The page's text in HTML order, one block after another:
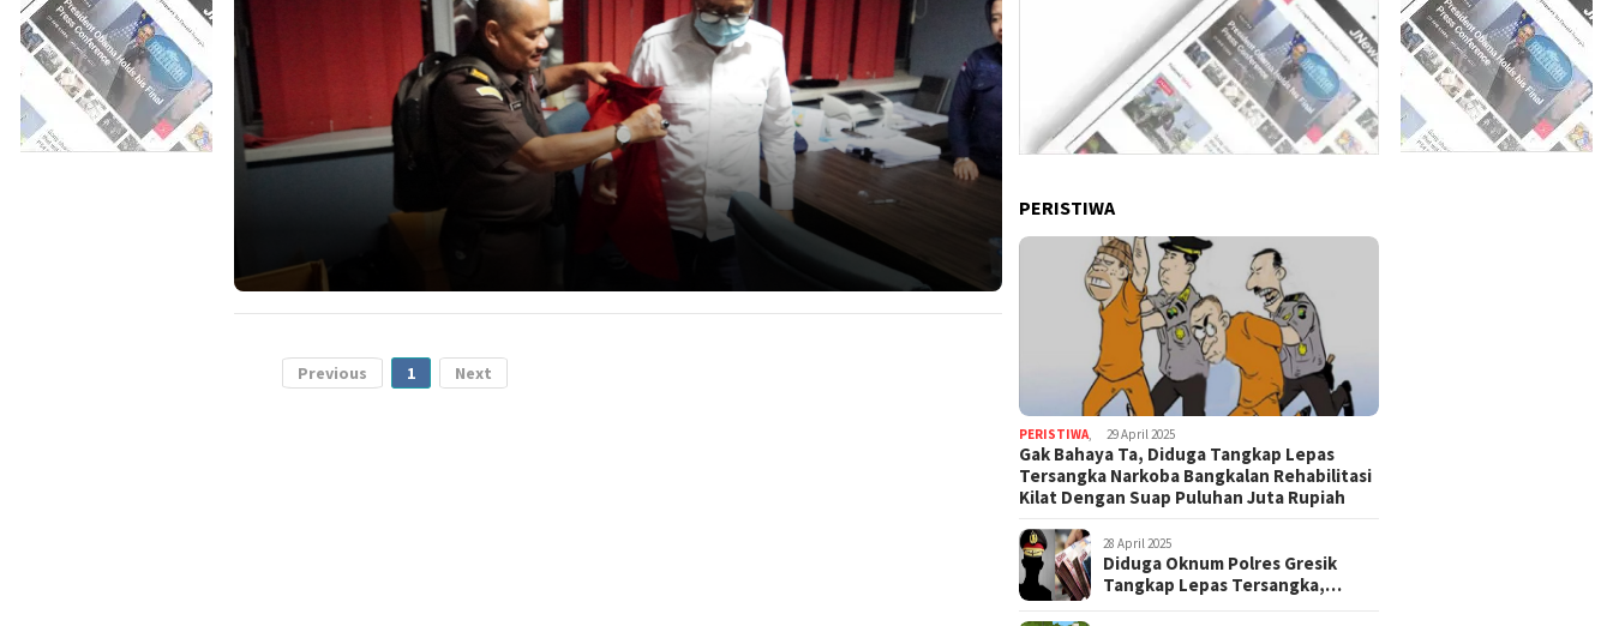
Previous 1 Next
PERISTIWA
PERISTIWA, 29 April 2025
Gak Bahaya Ta, Diduga Tangkap Lepas
Tersangka Narkoba Bangkalan Rehabilitasi
Kilat Dengan Suap Puluhan Juta Rupiah
28 April 2025
Diduga Oknum Polres Gresik
Tangkap Lepas Tersangka,